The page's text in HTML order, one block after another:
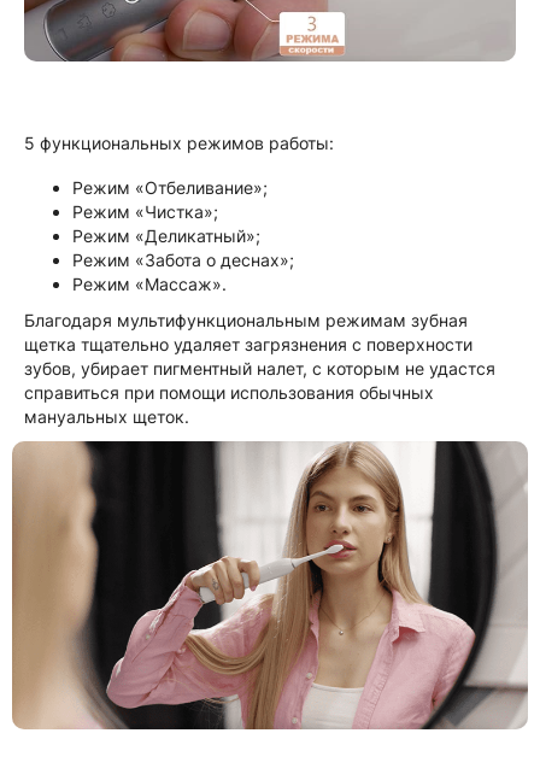
5 функциональных режимов работы:
Режим «Отбеливание»;
Режим «Чистка»;
Режим «Деликатный»;
Режим «Забота о деснах»;
Режим «Массаж».
Благодаря мультифункциональным режимам зубная
щетка тщательно удаляет загрязнения с поверхности
зубов, убирает пигментный налет, с которым не удастся
справиться при помощи использования обычных
мануальных щеток.